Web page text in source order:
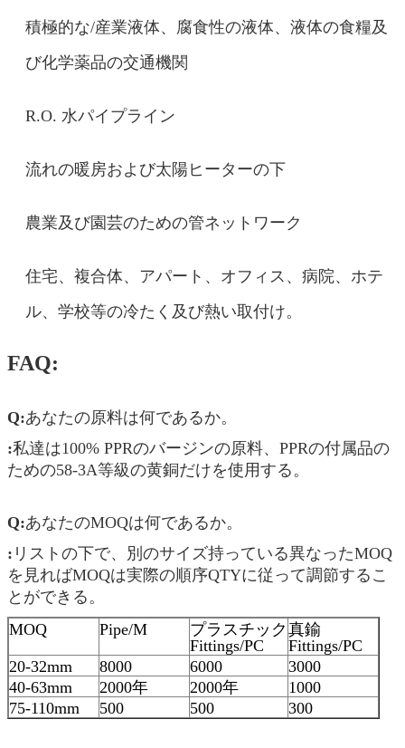
積極的な/産業液体、腐食性の液体、液体の食糧及
び化学薬品の交通機関
R.O. 水パイプライン
流れの暖房および太陽ヒーターの下
農業及び園芸のための管ネットワーク
住宅、複合体、アパート、オフィス、病院、ホテ
ル、学校等の冷たく及び熱い取付け。
FAQ:
Q:あなたの原料は何であるか。
:私達は100% PPRのバージンの原料、PPRの付属品の
ための58-3A等級の黄銅だけを使用する。
Q:あなたのMOQは何であるか。
: リストの下で、別のサイズ持っている異なったMOQ
を見ればMOQは実際の順序QTYに従って調節するこ
とができる。
MOQ
Pipe/M
プラスチック
Fittings/PC
真鍮
Fittings/PC
20-32mm
8000 6000
3000
40-63mm
2000年 2000年
1000
75-110mm
500 500 300